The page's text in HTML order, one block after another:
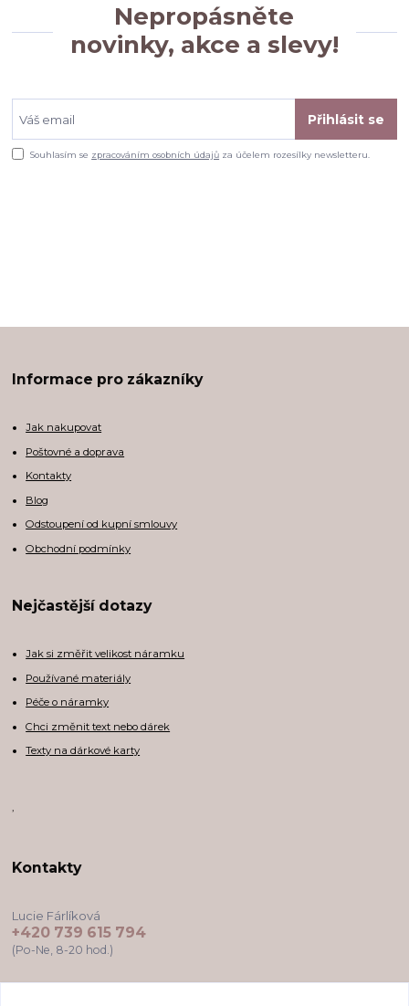
Nepropásněte
novinky, akce a slevy!
Přihlásit se
Souhlasím se zpracováním osobních údajů za účelem rozesílky newsletteru.
Informace pro zákazníky
Jak nakupovat
Poštovné a doprava
Kontakty
Blog
Odstoupení od kupní smlouvy
Obchodní podmínky
Nejčastější dotazy
Jak si změřit velikost náramku
Používané materiály
Péče o náramky
Chci změnit text nebo dárek
Texty na dárkové karty
,
Kontakty
Lucie Fárlíková
+420 739 615 794
(Po-Ne, 8-20 hod.)